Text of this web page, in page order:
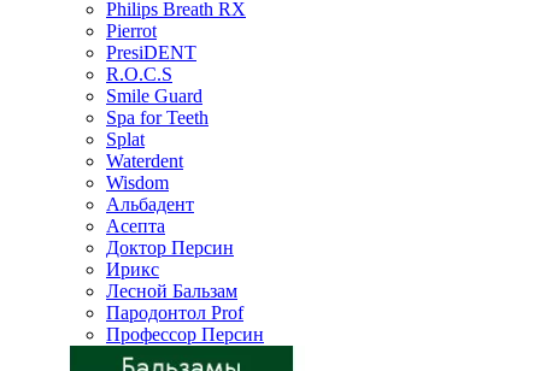
Philips Breath RX
Pierrot
PresiDENT
R.O.C.S
Smile Guard
Spa for Teeth
Splat
Waterdent
Wisdom
Альбадент
Асепта
Доктор Персин
Ирикс
Лесной Бальзам
Пародонтол Prof
Профессор Персин